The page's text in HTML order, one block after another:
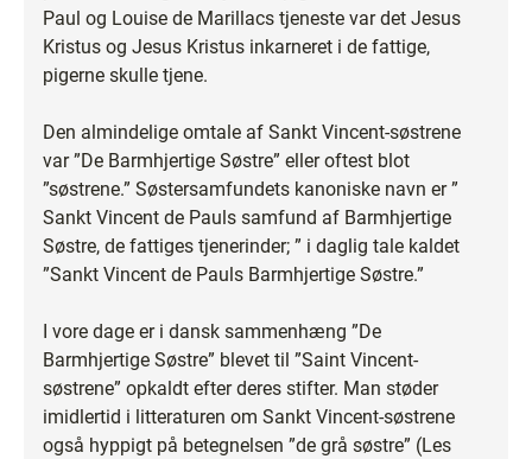
Paul og Louise de Marillacs tjeneste var det Jesus
Kristus og Jesus Kristus inkarneret i de fattige,
pigerne skulle tjene.
Den almindelige omtale af Sankt Vincent-søstrene
var ”De Barmhjertige Søstre” eller oftest blot
”søstrene.” Søstersamfundets kanoniske navn er ”
Sankt Vincent de Pauls samfund af Barmhjertige
Søstre, de fattiges tjenerinder; ” i daglig tale kaldet
”Sankt Vincent de Pauls Barmhjertige Søstre.”
I vore dage er i dansk sammenhæng ”De
Barmhjertige Søstre” blevet til ”Saint Vincent-
søstrene” opkaldt efter deres stifter. Man støder
imidlertid i litteraturen om Sankt Vincent-søstrene
også hyppigt på betegnelsen ”de grå søstre” (Les